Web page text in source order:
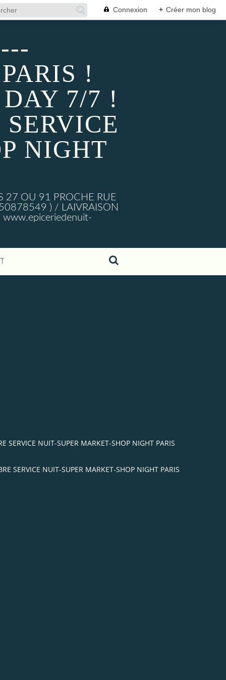
Connexion + Créer mon blog
!
7/7 !
NIGHT
27 OU 91 PROCHE RUE
) / LAIVRAISON
NUIT-SUPER MARKET-SHOP NIGHT PARIS
NUIT-SUPER MARKET-SHOP NIGHT PARIS